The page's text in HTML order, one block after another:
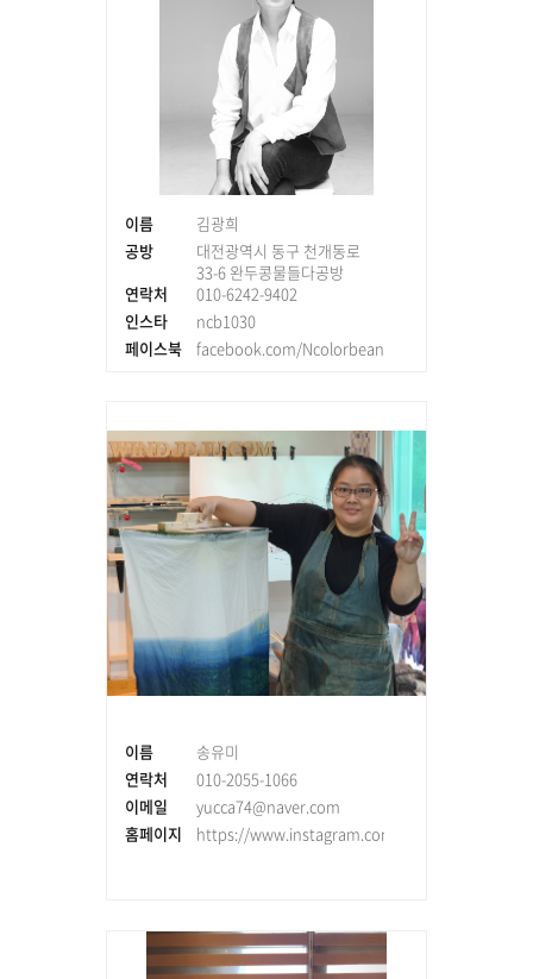
이름
김광희
공방
대전광역시 동구 천개동로
33-6 완두콩물들다공방
연락처
010-6242-9402
인스타
ncb1030
페이스북
facebook.com/Ncolorbean
이름
송유미
연락처
010-2055-1066
이메일
yucca74@naver.com
홈페이지
https://www.instagram.com/